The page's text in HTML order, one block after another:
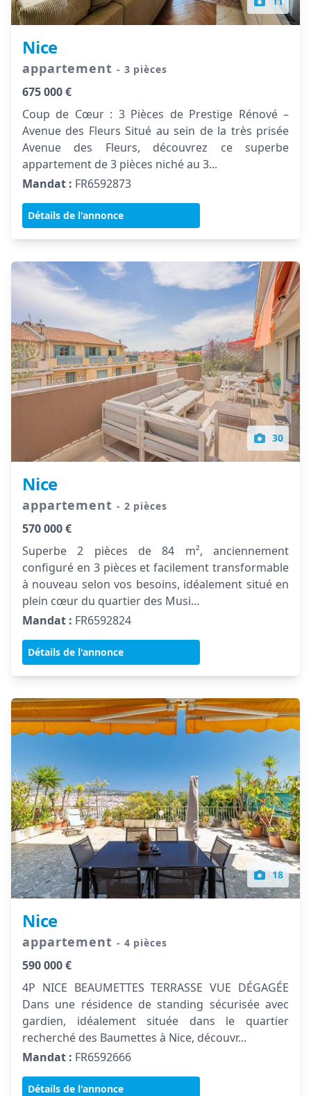
Nice
appartement - 3 pièces
675 000 €
Coup de Cœur : 3 Pièces de Prestige Rénové –
Avenue des Fleurs Situé au sein de la très prisée
Avenue des Fleurs, découvrez ce superbe
appartement de 3 pièces niché au 3...
Mandat : FR6592873
Détails de l'annonce
30
Nice
appartement - 2 pièces
570 000 €
Superbe 2 pièces de 84 m², anciennement
configuré en 3 pièces et facilement transformable
à nouveau selon vos besoins, idéalement situé en
plein cœur du quartier des Musi...
Mandat : FR6592824
Détails de l'annonce
18
Nice
appartement - 4 pièces
590 000 €
4P NICE BEAUMETTES TERRASSE VUE DÉGAGÉE
Dans une résidence de standing sécurisée avec
gardien, idéalement située dans le quartier
recherché des Baumettes à Nice, découvr...
Mandat : FR6592666
Détails de l'annonce